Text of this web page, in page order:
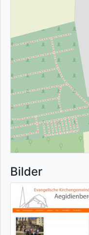
Bilder